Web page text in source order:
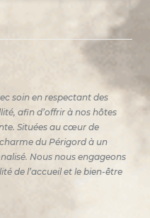
soin en respectant des
afin d’offrir à nos hôtes
Situées au cœur de
du Périgord à un
Nous nous engageons
de l’accueil et le bien-être